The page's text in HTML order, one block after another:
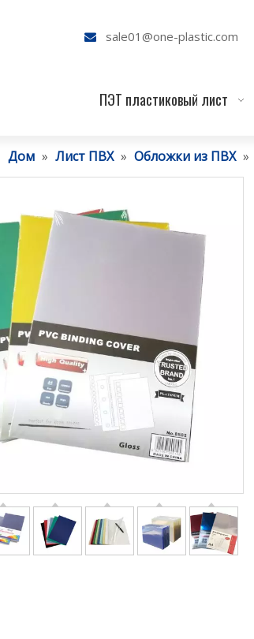
 sale01@one-plastic.com
ПЭТ пластиковый лист
Дом » Лист ПВХ » Обложки из ПВХ »